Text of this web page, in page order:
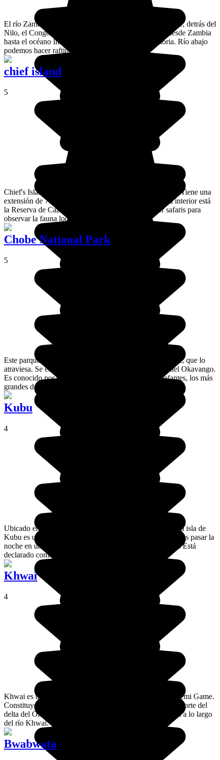
El río Zambeze es el cuarto más importante del continente, detrás del
Nilo, el Congo y el Níger. Se extiende por 2.750 km desde Zambia
hasta el océano Índico y pasa por las Cataratas Victoria. Río abajo
podemos hacer rafting desde Livingstone.
chief island
5
Chief's Island es la isla principal del delta del Okavango. Tiene una
extensión de 70 km de largo y 15 km de ancho y en su interior está
la Reserva de Caza Moremi, donde es posible hacer safaris para
observar la fauna local.
Chobe National Park
5
Este parque de 11.700 km2 lleva el nombre del río Chobe, que lo
atraviesa. Se extiende desde las Victoria Falls al delta del Okavango.
Es conocido por su excepcional concentración de elefantes, los más
grandes del mundo, y más de 50.000 cabezas.
Kubu
4
Ubicado en el Makgadikgadi Pan al norte de Botswana, la isla de
Kubu es un lugar sagrado para los Khoe en el que podemos pasar la
noche en un campo administrado por la comunidad local. Está
declarado como monumento nacional.
Khwai
4
Khwai es una aldea situada en el límite de la reserva Moremi Game.
Constituye un excelente campamento base para visitar el norte del
delta del Okavango. Numerosas cabañas de lujo se sitúan a lo largo
del río Khwai.
Bwabwata